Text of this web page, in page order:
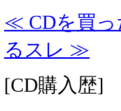
≪ CDを買っ
るスレ ≫
[CD購入歴]